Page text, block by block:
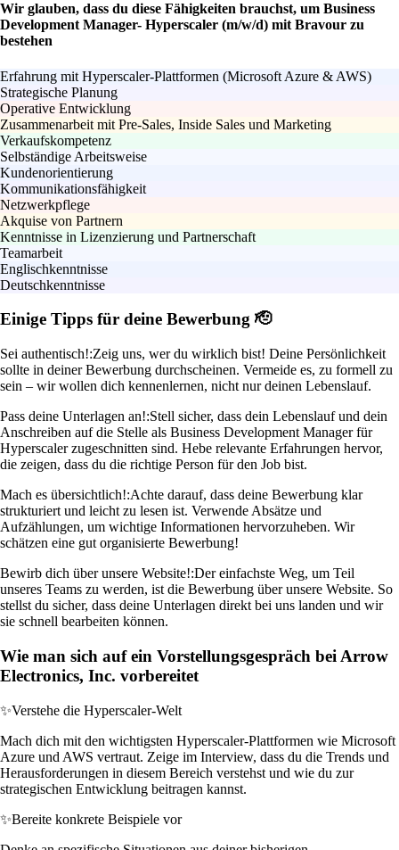
Wir glauben, dass du diese Fähigkeiten brauchst, um Business
Development Manager- Hyperscaler (m/w/d) mit Bravour zu
bestehen
Erfahrung mit Hyperscaler-Plattformen (Microsoft Azure & AWS)
Strategische Planung
Operative Entwicklung
Zusammenarbeit mit Pre-Sales, Inside Sales und Marketing
Verkaufskompetenz
Selbständige Arbeitsweise
Kundenorientierung
Kommunikationsfähigkeit
Netzwerkpflege
Akquise von Partnern
Kenntnisse in Lizenzierung und Partnerschaft
Teamarbeit
Englischkenntnisse
Deutschkenntnisse
Einige Tipps für deine Bewerbung 🫡
Sei authentisch!:Zeig uns, wer du wirklich bist! Deine Persönlichkeit
sollte in deiner Bewerbung durchscheinen. Vermeide es, zu formell zu
sein – wir wollen dich kennenlernen, nicht nur deinen Lebenslauf.
Pass deine Unterlagen an!:Stell sicher, dass dein Lebenslauf und dein
Anschreiben auf die Stelle als Business Development Manager für
Hyperscaler zugeschnitten sind. Hebe relevante Erfahrungen hervor,
die zeigen, dass du die richtige Person für den Job bist.
Mach es übersichtlich!:Achte darauf, dass deine Bewerbung klar
strukturiert und leicht zu lesen ist. Verwende Absätze und
Aufzählungen, um wichtige Informationen hervorzuheben. Wir
schätzen eine gut organisierte Bewerbung!
Bewirb dich über unsere Website!:Der einfachste Weg, um Teil
unseres Teams zu werden, ist die Bewerbung über unsere Website. So
stellst du sicher, dass deine Unterlagen direkt bei uns landen und wir
sie schnell bearbeiten können.
Wie man sich auf ein Vorstellungsgespräch bei Arrow
Electronics, Inc. vorbereitet
✨Verstehe die Hyperscaler-Welt
Mach dich mit den wichtigsten Hyperscaler-Plattformen wie Microsoft
Azure und AWS vertraut. Zeige im Interview, dass du die Trends und
Herausforderungen in diesem Bereich verstehst und wie du zur
strategischen Entwicklung beitragen kannst.
✨Bereite konkrete Beispiele vor